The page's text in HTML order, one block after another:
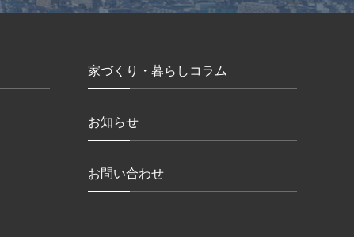
家づくり・暮らしコラム
お知らせ
お問い合わせ